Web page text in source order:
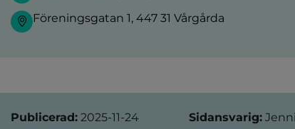
Föreningsgatan 1, 447 31 Vårgårda
Sidinformation
Publicerad: 2025-11-24
Sidansvarig: